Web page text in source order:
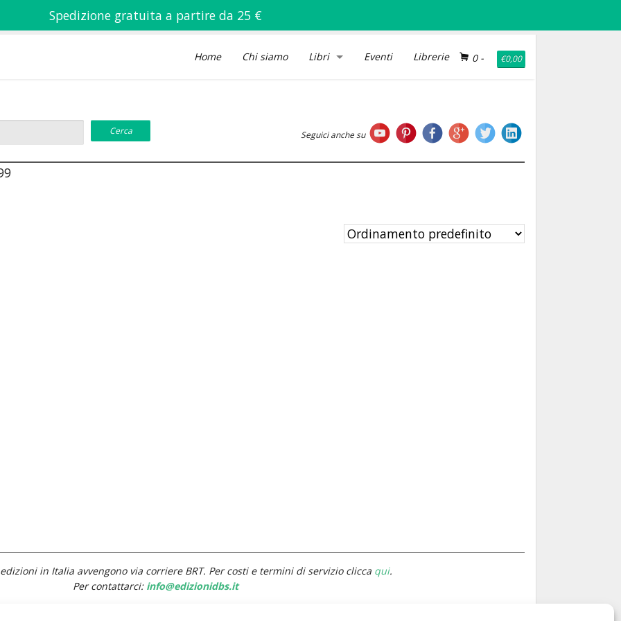
Spedizione gratuita a partire da 25 €
0- €0,00
Home Chi siamo Libri Eventi Librerie
Seguici anche su
in Italia avvengono via corriere BRT. Per costi e termini di servizio clicca qui.
Per contattarci: info@edizionidbs.it